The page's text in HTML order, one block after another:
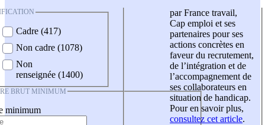
Cadre (417)
Non cadre (1078)
Non
renseignée (1400)
BRUT MINIMUM
minimum
par France travail,
Cap emploi et ses
partenaires pour ses
actions concrètes en
faveur du recrutement,
de l’intégration et de
l’accompagnement de
ses collaborateurs en
situation de handicap.
Pour en savoir plus,
consultez cet article.